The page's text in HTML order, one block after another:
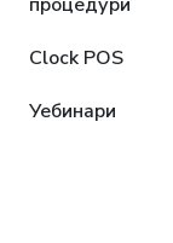
Clock POS
Уебинари